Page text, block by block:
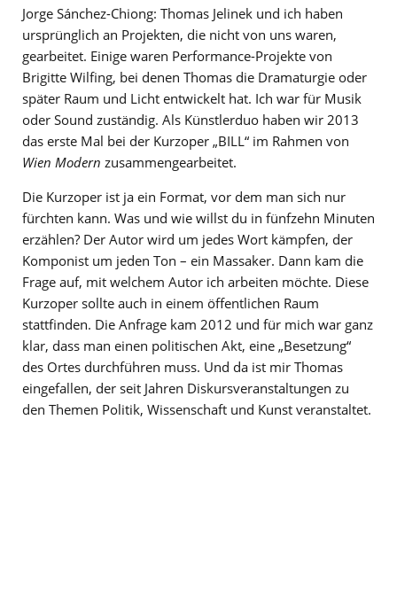
Jorge Sánchez-Chiong: Thomas Jelinek und ich haben
ursprünglich an Projekten, die nicht von uns waren,
gearbeitet. Einige waren Performance-Projekte von
Brigitte Wilfing, bei denen Thomas die Dramaturgie oder
später Raum und Licht entwickelt hat. Ich war für Musik
oder Sound zuständig. Als Künstlerduo haben wir 2013
das erste Mal bei der Kurzoper „BILL“ im Rahmen von
Wien Modern zusammengearbeitet.
Die Kurzoper ist ja ein Format, vor dem man sich nur
fürchten kann. Was und wie willst du in fünfzehn Minuten
erzählen? Der Autor wird um jedes Wort kämpfen, der
Komponist um jeden Ton – ein Massaker. Dann kam die
Frage auf, mit welchem Autor ich arbeiten möchte. Diese
Kurzoper sollte auch in einem öffentlichen Raum
stattfinden. Die Anfrage kam 2012 und für mich war ganz
klar, dass man einen politischen Akt, eine „Besetzung“
des Ortes durchführen muss. Und da ist mir Thomas
eingefallen, der seit Jahren Diskursveranstaltungen zu
den Themen Politik, Wissenschaft und Kunst veranstaltet.